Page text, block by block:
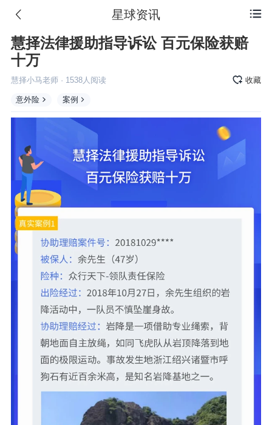
 星球资讯
慧择法律援助指导诉讼 百元保险获赔
十万
慧择小马老师· 1538人阅读 收藏
意外险 案例